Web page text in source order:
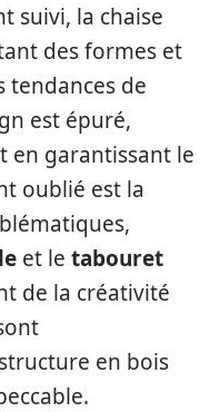
suivi, la chaise
des formes et
tendances de
est épuré,
en garantissant le
oublié est la
et le tabouret
de la créativité
en bois